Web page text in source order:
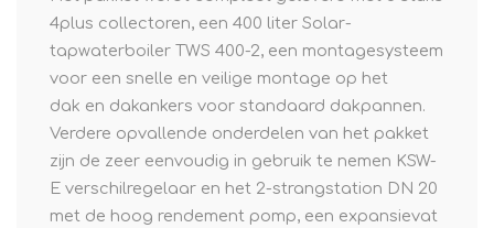
4plus collectoren, een 400 liter Solar-
tapwaterboiler TWS 400-2, een montagesysteem
voor een snelle en veilige montage op het
dak en dakankers voor standaard dakpannen.
Verdere opvallende onderdelen van het pakket
zijn de zeer eenvoudig in gebruik te nemen KSW-
E verschilregelaar en het 2-strangstation DN 20
met de hoog rendement pomp, een expansievat